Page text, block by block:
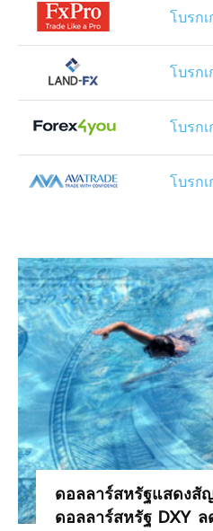
โบรก
โบรก
โบรก
โบรก
ดอลลาร์สหรัฐแสดง
ดอลลาร์สหรัฐ DXY ล